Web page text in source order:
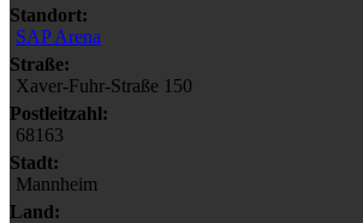
Standort:
SAP Arena
Straße:
Xaver-Fuhr-Straße 150
Postleitzahl:
68163
Stadt:
Mannheim
Land: